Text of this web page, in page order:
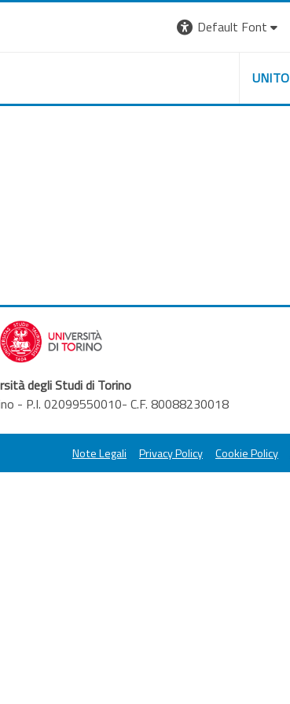
Default Font
UNITO
degli Studi di Torino
- P.I. 02099550010- C.F. 80088230018
Note Legali Privacy Policy Cookie Policy